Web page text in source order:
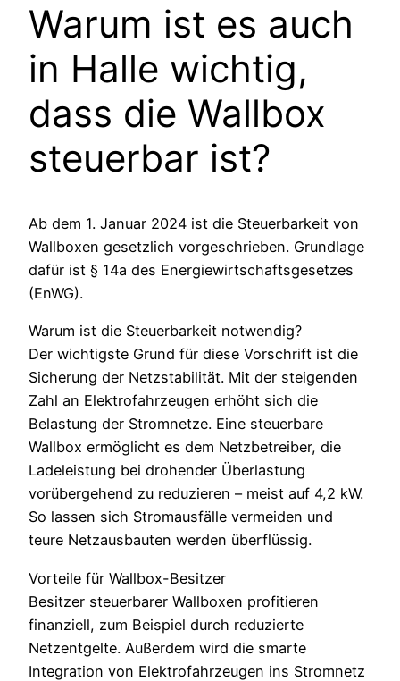
Warum ist es auch
in Halle wichtig,
dass die Wallbox
steuerbar ist?
Ab dem 1. Januar 2024 ist die Steuerbarkeit von
Wallboxen gesetzlich vorgeschrieben. Grundlage
dafür ist § 14a des Energiewirtschaftsgesetzes
(EnWG).
Warum ist die Steuerbarkeit notwendig?
Der wichtigste Grund für diese Vorschrift ist die
Sicherung der Netzstabilität. Mit der steigenden
Zahl an Elektrofahrzeugen erhöht sich die
Belastung der Stromnetze. Eine steuerbare
Wallbox ermöglicht es dem Netzbetreiber, die
Ladeleistung bei drohender Überlastung
vorübergehend zu reduzieren – meist auf 4,2 kW.
So lassen sich Stromausfälle vermeiden und
teure Netzausbauten werden überflüssig.
Vorteile für Wallbox-Besitzer
Besitzer steuerbarer Wallboxen profitieren
finanziell, zum Beispiel durch reduzierte
Netzentgelte. Außerdem wird die smarte
Integration von Elektrofahrzeugen ins Stromnetz